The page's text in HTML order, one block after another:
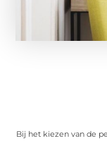
Bij het kiezen van de